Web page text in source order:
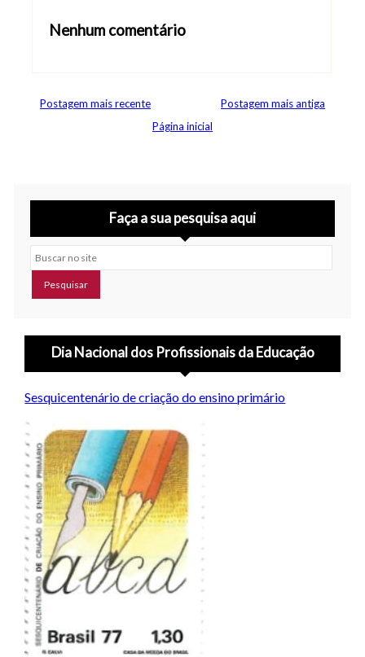
Nenhum comentário
Postagem mais recente
Postagem mais antiga
Página inicial
Faça a sua pesquisa aqui
Buscar no site
Dia Nacional dos Profissionais da Educação
Sesquicentenário de criação do ensino primário